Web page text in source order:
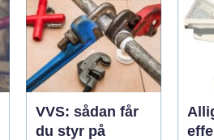
VVS: sådan får
du styr på